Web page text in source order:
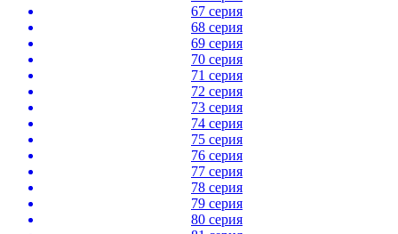
67 серия
68 серия
69 серия
70 серия
71 серия
72 серия
73 серия
74 серия
75 серия
76 серия
77 серия
78 серия
79 серия
80 серия